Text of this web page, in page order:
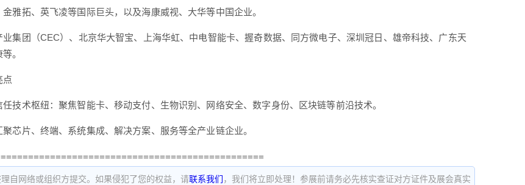
雅拓、英飞凌等国际巨头，以及海康威视、大华等中国企业。
集团（CEC）、北京华大智宝、上海华虹、中电智能卡、握奇数据、同方微电子、深圳冠日、雄帝科技、广东天
。
点
技术枢纽：聚焦智能卡、移动支付、生物识别、网络安全、数字身份、区块链等前沿技术。
芯片、终端、系统集成、解决方案、服务等全产业链企业。
自网络或组织方提交。如果侵犯了您的权益，请联系我们 ，我们将立即处理！参展前请务必先核实查证对方证件及展会真实